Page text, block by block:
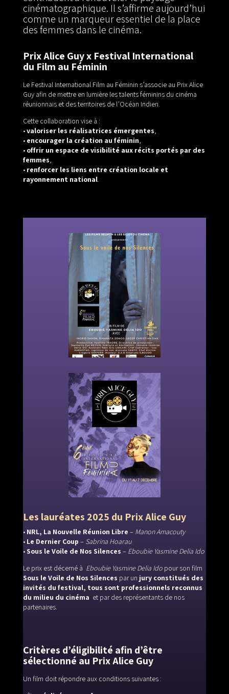
cinématographique. Il s’affirme aujourd’hui
comme un marqueur essentiel de la place
des femmes dans le cinéma.
Prix Alice Guy x Festival International
du Film au Féminin
Le Festival International Film au Féminin s’associe au Prix Alice
Guy afin de mettre en lumière les talents féminins du cinéma
réunionnais et des territoires de l’Océan Indien.
Cette collaboration vise à :
•valoriser les réalisatrices émergentes,
• encourager la création au féminin,
• offrir un espace de visibilité aux récits portés par des
femmes,
• renforcer les liens entre création locale et
rayonnement national.
Les lauréates 2025 du Prix Alice Guy
• NRL, La Nouvelle Réunion Libre – Manon Amacouty
• Le Dernier Coup – Sabrina Hoarau
•Sous le Voile de Nos Silences – Eboubie Yasmine Delia Ido
Le prix est décerné à Eboubie Yasmine Delia Ido pour son film
Sous le Voile de Nos Silences par un jury constitués des
invités du festival, tous sont professionnels reconnus
du milieu du cinéma et par des représentants de nos
partenaires.
Critères d’éligibilité afin d’être
sélectionné au Prix Alice Guy
Un film doit répondre aux conditions suivantes :